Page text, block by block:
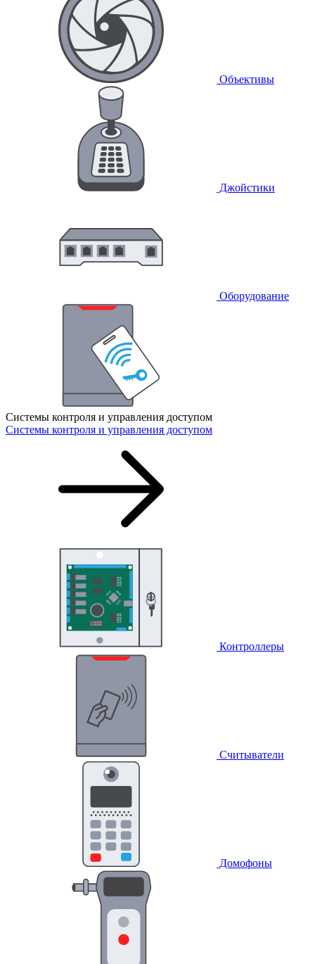
Объективы
Джойстики
Оборудование
Системы контроля и управления доступом
Системы контроля и управления доступом
Контроллеры
Считыватели
Домофоны